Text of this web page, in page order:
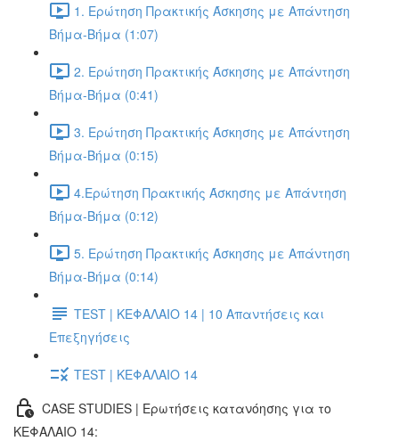
1. Ερώτηση Πρακτικής Άσκησης με Απάντηση
Βήμα-Βήμα (1:07)
2. Ερώτηση Πρακτικής Άσκησης με Απάντηση
Βήμα-Βήμα (0:41)
3. Ερώτηση Πρακτικής Άσκησης με Απάντηση
Βήμα-Βήμα (0:15)
4.Ερώτηση Πρακτικής Άσκησης με Απάντηση
Βήμα-Βήμα (0:12)
5. Ερώτηση Πρακτικής Άσκησης με Απάντηση
Βήμα-Βήμα (0:14)
TEST | ΚΕΦΑΛΑΙΟ 14 | 10 Απαντήσεις και
Επεξηγήσεις
TEST | ΚΕΦΑΛΑΙΟ 14
CASE STUDIES | Ερωτήσεις κατανόησης για το
ΚΕΦΑΛΑΙΟ 14: